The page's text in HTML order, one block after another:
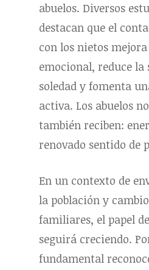
abuelos. Diversos
destacan que el
con los nietos
emocional, reduce la
soledad y fomenta
activa. Los abuelos
también reciben:
renovado sentido de
En un contexto de
la población y
familiares, el papel
seguirá creciendo.
fundamental